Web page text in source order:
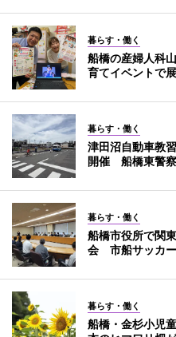
暮らす・働く
船橋の産婦人科
育てイベントで
暮らす・働く
津田沼自動車教
開催 船橋東警
暮らす・働く
船橋市役所で関
会 市船サッカ
暮らす・働く
船橋・金杉小児